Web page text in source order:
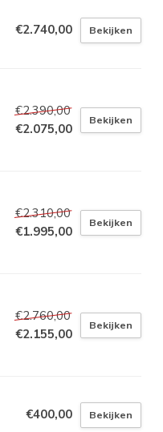
€2.740,00 Bekijken
€2.390,00
€2.075,00
Bekijken
€2.310,00
€1.995,00
Bekijken
€2.760,00
€2.155,00
Bekijken
€400,00 Bekijken